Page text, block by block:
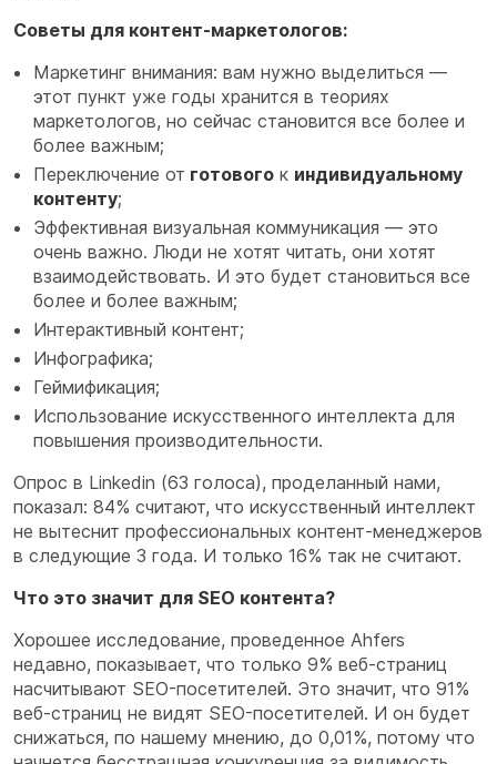
Советы для контент-маркетологов:
Маркетинг внимания: вам нужно выделиться —
этот пункт уже годы хранится в теориях
маркетологов, но сейчас становится все более и
более важным;
Переключение от готового к индивидуальному
контенту;
Эффективная визуальная коммуникация — это
очень важно. Люди не хотят читать, они хотят
взаимодействовать. И это будет становиться все
более и более важным;
Интерактивный контент;
Инфографика;
Геймификация;
Использование искусственного интеллекта для
повышения производительности.
Опрос в Linkedin (63 голоса), проделанный нами,
показал: 84% считают, что искусственный интеллект
не вытеснит профессиональных контент-менеджеров
в следующие 3 года. И только 16% так не считают.
Что это значит для SEO контента?
Хорошее исследование, проведенное Ahfers
недавно, показывает, что только 9% веб-страниц
насчитывают SEO-посетителей. Это значит, что 91%
веб-страниц не видят SEO-посетителей. И он будет
снижаться, по нашему мнению, до 0,01%, потому что